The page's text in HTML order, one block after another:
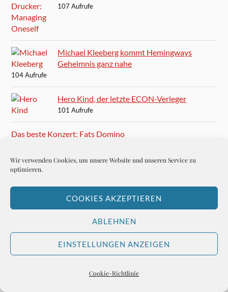
Wir verwenden Cookies, um unsere Website und unseren Service zu
optimieren.
COOKIES AKZEPTIEREN
ABLEHNEN
EINSTELLUNGEN ANZEIGEN
Cookie-Richtlinie
107 Aufrufe
Michael Kleeberg kommt Hemingways
Geheimnis ganz nahe
104 Aufrufe
Hero Kind, der letzte ECON-Verleger
101 Aufrufe
Das beste Konzert: Fats Domino
Paul Anka: You and I
Arnett Cobb – der Saxophonist, der nicht gehen kann
Christo: The Wrapped Reichstag in Berlin